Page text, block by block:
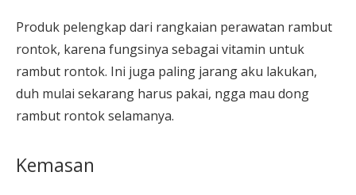
Produk pelengkap dari rangkaian perawatan rambut
rontok, karena fungsinya sebagai vitamin untuk
rambut rontok. Ini juga paling jarang aku lakukan,
duh mulai sekarang harus pakai, ngga mau dong
rambut rontok selamanya.
Kemasan